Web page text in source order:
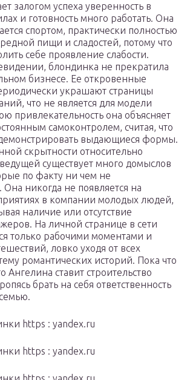
залогом успеха уверенность в
и готовность много работать. Она
спортом, практически полностью
пищи и сладостей, потому что
себе проявление слабости.
блондинка не прекратила
бизнесе. Ее откровенные
украшают страницы
что не является для модели
привлекательность она объясняет
самоконтролем, считая, что
выдающиеся формы.
скрытности относительно
существует много домыслов
по факту ни чем не
никогда не появляется на
в компании молодых людей,
наличие или отсутствие
На личной странице в сети
только рабочими моментами и
ловко уходя от всех
романтических историй. Пока что
Ангелина ставит строительство
брать на себя ответственность
https : yandex.ru
https : yandex.ru